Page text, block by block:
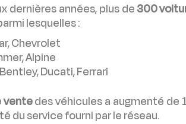
dernières années, plus de300
lesquelles :
Chevrolet
Alpine
Ducati, Ferrari
ventedes véhicules a augmenté de
du service fourni par le réseau.